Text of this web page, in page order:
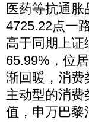
医药等抗通
4725.22点一
高于同期上证
65.99%，位
渐回暖，消费
主动型的消
值，申万巴黎